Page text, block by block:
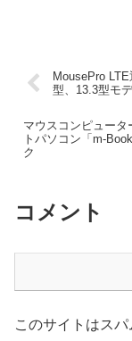
MousePro
型、13.3型モ
マウスコンピュー
トパソコン「m-
ク
コメント
このサイトはス